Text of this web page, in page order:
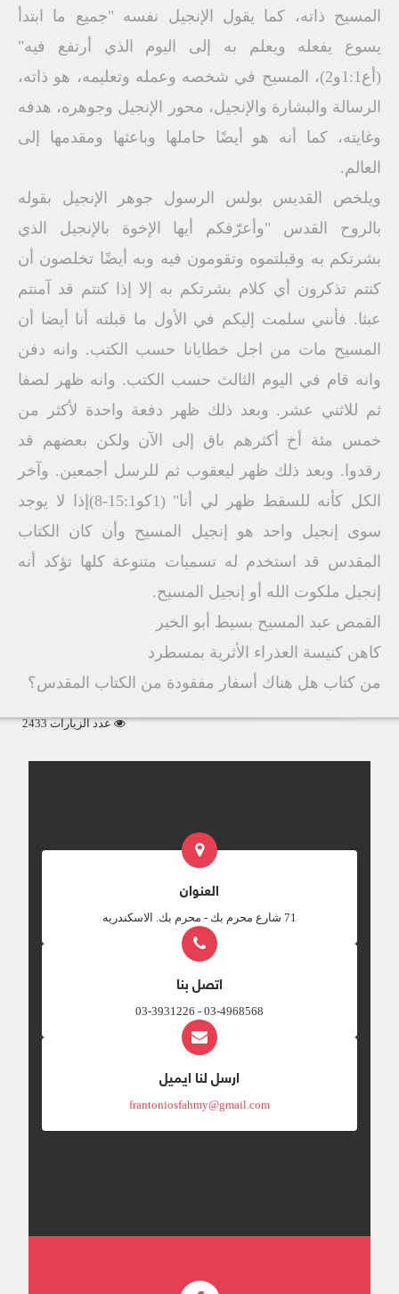
المسيح ذاته، كما يقول الإنجيل نفسه "جميع ما ابتدأ
يسوع يفعله ويعلم به إلى اليوم الذي أرتفع فيه"
(أع1:1و2)، المسيح في شخصه وعمله وتعليمه، هو ذاته،
الرسالة والبشارة والإنجيل، محور الإنجيل وجوهره، هدفه
وغايته، كما أنه هو أيضًا حاملها وباعثها ومقدمها إلى
العالم.
ويلخص القديس بولس الرسول جوهر الإنجيل بقوله
بالروح القدس "وأعرّفكم أيها الإخوة بالإنجيل الذي
بشرتكم به وقبلتموه وتقومون فيه وبه أيضًا تخلصون أن
كنتم تذكرون أي كلام بشرتكم به إلا إذا كنتم قد آمنتم
عبثا. فأنني سلمت إليكم في الأول ما قبلته أنا أيضا أن
المسيح مات من اجل خطايانا حسب الكتب. وانه دفن
وانه قام في اليوم الثالث حسب الكتب. وانه ظهر لصفا
ثم للاثني عشر. وبعد ذلك ظهر دفعة واحدة لأكثر من
خمس مئة أخ أكثرهم باق إلى الآن ولكن بعضهم قد
رقدوا. وبعد ذلك ظهر ليعقوب ثم للرسل أجمعين. وآخر
الكل كأنه للسقط ظهر لي أنا" (1كو15:1-8)إذا لا يوجد
سوى إنجيل واحد هو إنجيل المسيح وأن كان الكتاب
المقدس قد استخدم له تسميات متنوعة كلها تؤكد أنه
إنجيل ملكوت الله أو إنجيل المسيح.
القمص عبد المسيح بسيط أبو الخير
كاهن كنيسة العذراء الأثرية بمسطرد
من كتاب هل هناك أسفار مفقودة من الكتاب المقدس؟
عدد الزيارات 2433
العنوان
‎71 شارع محرم بك - محرم بك. الاسكندريه
اتصل بنا
03-4968568 - 03-3931226
ارسل لنا ايميل
frantoniosfahmy@gmail.com